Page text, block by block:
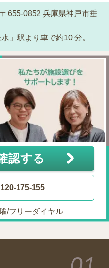
〒655-0852 兵庫県神戸市垂
」駅より車で約10 分。
認する
175-155
/フリーダイヤル